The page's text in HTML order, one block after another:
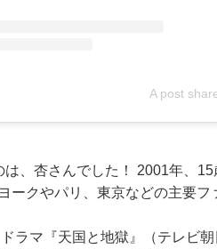
A post
は、杏さんでした！ 2001年、
ークやパリ、東京などの主要フ
ラマ『天国と地獄』（テレビ